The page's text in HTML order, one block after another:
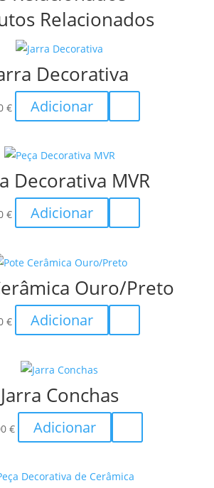
Relacionados
Decorativa
€ Adicionar
Decorativa MVR
€ Adicionar
Ouro/Preto
€ Adicionar
Jarra Conchas
€ Adicionar